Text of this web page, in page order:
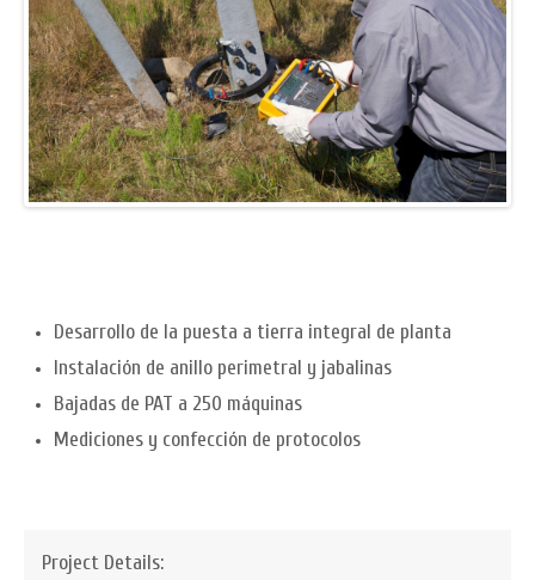
Desarrollo de la puesta a tierra integral de planta
Instalación de anillo perimetral y jabalinas
Bajadas de PAT a 250 máquinas
Mediciones y confección de protocolos
Project Details: